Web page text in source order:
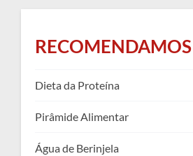
RECOMENDAMOS
Dieta da Proteína
Pirâmide Alimentar
Água de Berinjela